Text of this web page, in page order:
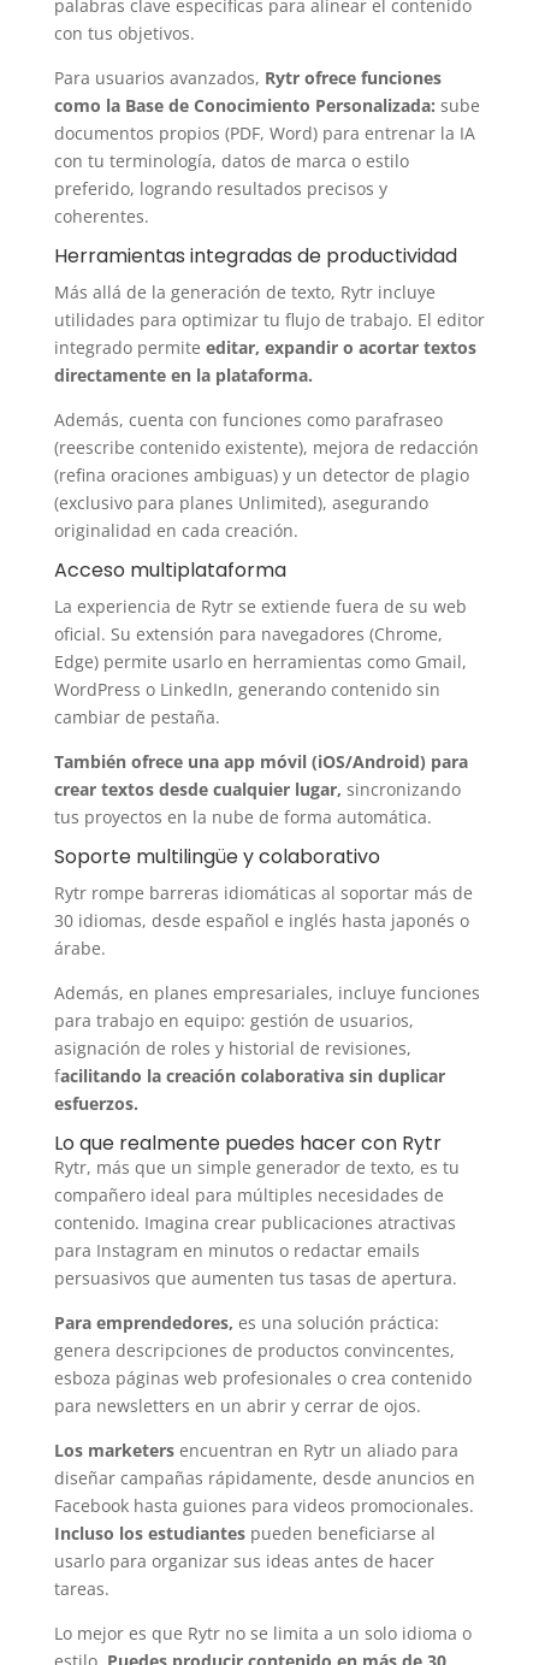
palabras clave específicas para alinear el contenido
con tus objetivos.
Para usuarios avanzados, Rytr ofrece funciones
como la Base de Conocimiento Personalizada: sube
documentos propios (PDF, Word) para entrenar la IA
con tu terminología, datos de marca o estilo
preferido, logrando resultados precisos y
coherentes.
Herramientas integradas de productividad
Más allá de la generación de texto, Rytr incluye
utilidades para optimizar tu flujo de trabajo. El editor
integrado permite editar, expandir o acortar textos
directamente en la plataforma.
Además, cuenta con funciones como parafraseo
(reescribe contenido existente), mejora de redacción
(refina oraciones ambiguas) y un detector de plagio
(exclusivo para planes Unlimited), asegurando
originalidad en cada creación.
Acceso multiplataforma
La experiencia de Rytr se extiende fuera de su web
oficial. Su extensión para navegadores (Chrome,
Edge) permite usarlo en herramientas como Gmail,
WordPress o LinkedIn, generando contenido sin
cambiar de pestaña.
También ofrece una app móvil (iOS/Android) para
crear textos desde cualquier lugar, sincronizando
tus proyectos en la nube de forma automática.
Soporte multilingüe y colaborativo
Rytr rompe barreras idiomáticas al soportar más de
30 idiomas, desde español e inglés hasta japonés o
árabe.
Además, en planes empresariales, incluye funciones
para trabajo en equipo: gestión de usuarios,
asignación de roles y historial de revisiones,
facilitando la creación colaborativa sin duplicar
esfuerzos.
Lo que realmente puedes hacer con Rytr
Rytr, más que un simple generador de texto, es tu
compañero ideal para múltiples necesidades de
contenido. Imagina crear publicaciones atractivas
para Instagram en minutos o redactar emails
persuasivos que aumenten tus tasas de apertura.
Para emprendedores, es una solución práctica:
genera descripciones de productos convincentes,
esboza páginas web profesionales o crea contenido
para newsletters en un abrir y cerrar de ojos.
Los marketersencuentran en Rytr un aliado para
diseñar campañas rápidamente, desde anuncios en
Facebook hasta guiones para videos promocionales.
Incluso los estudiantespueden beneficiarse al
usarlo para organizar sus ideas antes de hacer
tareas.
Lo mejor es que Rytr no se limita a un solo idioma o